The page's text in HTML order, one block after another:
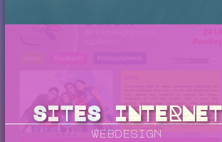
SITES INTERNET
Webdesign